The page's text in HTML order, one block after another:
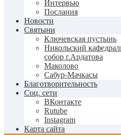
Интервью
Послания
Новости
Святыни
Ключевская пустынь
Никольский
собор г.Ардатова
Маколово
Сабур-Мачкасы
Благотворительность
Соц. сети
ВКонтакте
Rutube
Instagram
Карта сайта